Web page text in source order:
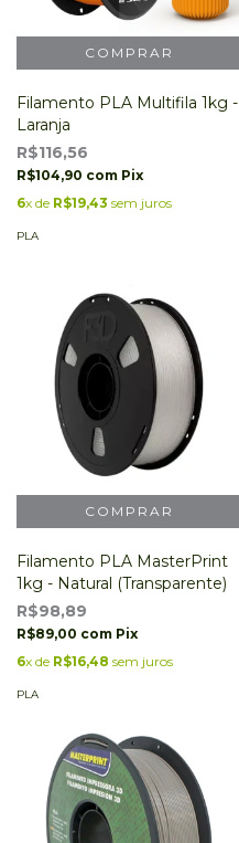
Filamento PLA Multifila 1kg -
Laranja
R$116,56
R$104,90 com Pix
6x de R$19,43 sem juros
PLA
Filamento PLA MasterPrint
1kg - Natural (Transparente)
R$98,89
R$89,00 com Pix
6x de R$16,48 sem juros
PLA